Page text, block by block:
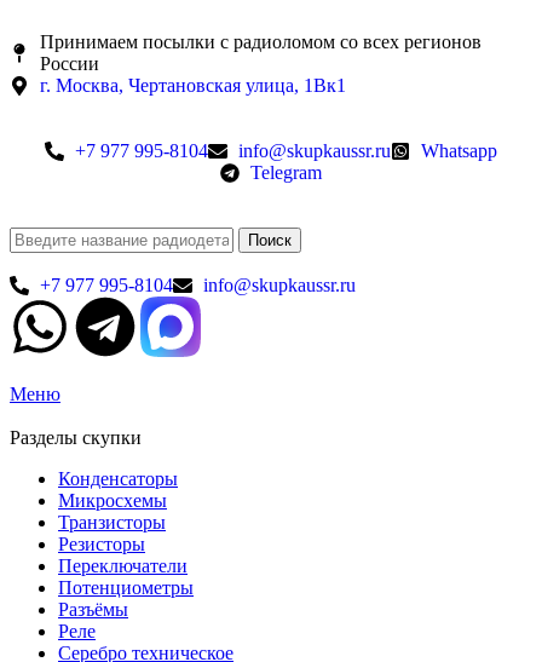
Принимаем посылки с радиоломом со всех регионов
России
г. Москва, Чертановская улица, 1Вк1
+7 977 995-8104 info@skupkaussr.ru
Whatsapp
Telegram
Поиск
+7 977 995-8104 info@skupkaussr.ru
Меню
Разделы скупки
Конденсаторы
Микросхемы
Транзисторы
Резисторы
Переключатели
Потенциометры
Разъёмы
Реле
Серебро техническое